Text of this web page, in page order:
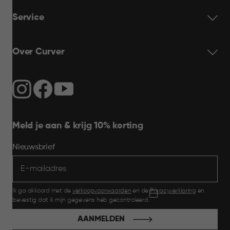
Service
Over Curver
Meld je aan & krijg 10% korting
Nieuwsbrief
Ik ga akkoord met de verkoopvoorwaarden en dePrivacyverklaring en
bevestig dat ik mijn gegevens heb gecontroleerd.
AANMELDEN